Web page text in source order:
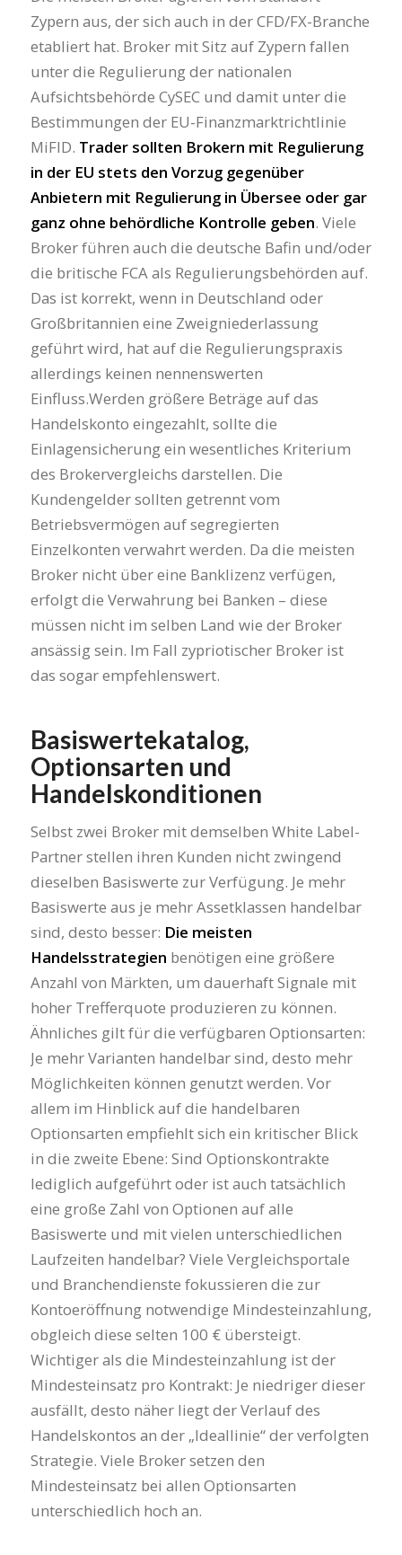
Zypern aus, der sich auch in der CFD/FX-Branche
etabliert hat. Broker mit Sitz auf Zypern fallen
unter die Regulierung der nationalen
Aufsichtsbehörde CySEC und damit unter die
Bestimmungen der EU-Finanzmarktrichtlinie
MiFID. Trader sollten Brokern mit Regulierung
in der EU stets den Vorzug gegenüber
Anbietern mit Regulierung in Übersee oder gar
ganz ohne behördliche Kontrolle geben. Viele
Broker führen auch die deutsche Bafin und/oder
die britische FCA als Regulierungsbehörden auf.
Das ist korrekt, wenn in Deutschland oder
Großbritannien eine Zweigniederlassung
geführt wird, hat auf die Regulierungspraxis
allerdings keinen nennenswerten
Einfluss.Werden größere Beträge auf das
Handelskonto eingezahlt, sollte die
Einlagensicherung ein wesentliches Kriterium
des Brokervergleichs darstellen. Die
Kundengelder sollten getrennt vom
Betriebsvermögen auf segregierten
Einzelkonten verwahrt werden. Da die meisten
Broker nicht über eine Banklizenz verfügen,
erfolgt die Verwahrung bei Banken – diese
müssen nicht im selben Land wie der Broker
ansässig sein. Im Fall zypriotischer Broker ist
das sogar empfehlenswert.
Basiswertekatalog,
Optionsarten und
Handelskonditionen
Selbst zwei Broker mit demselben White Label-
Partner stellen ihren Kunden nicht zwingend
dieselben Basiswerte zur Verfügung. Je mehr
Basiswerte aus je mehr Assetklassen handelbar
sind, desto besser: Die meisten
Handelsstrategien benötigen eine größere
Anzahl von Märkten, um dauerhaft Signale mit
hoher Trefferquote produzieren zu können.
Ähnliches gilt für die verfügbaren Optionsarten:
Je mehr Varianten handelbar sind, desto mehr
Möglichkeiten können genutzt werden. Vor
allem im Hinblick auf die handelbaren
Optionsarten empfiehlt sich ein kritischer Blick
in die zweite Ebene: Sind Optionskontrakte
lediglich aufgeführt oder ist auch tatsächlich
eine große Zahl von Optionen auf alle
Basiswerte und mit vielen unterschiedlichen
Laufzeiten handelbar? Viele Vergleichsportale
und Branchendienste fokussieren die zur
Kontoeröffnung notwendige Mindesteinzahlung,
obgleich diese selten 100 € übersteigt.
Wichtiger als die Mindesteinzahlung ist der
Mindesteinsatz pro Kontrakt: Je niedriger dieser
ausfällt, desto näher liegt der Verlauf des
Handelskontos an der „Ideallinie“ der verfolgten
Strategie. Viele Broker setzen den
Mindesteinsatz bei allen Optionsarten
unterschiedlich hoch an.